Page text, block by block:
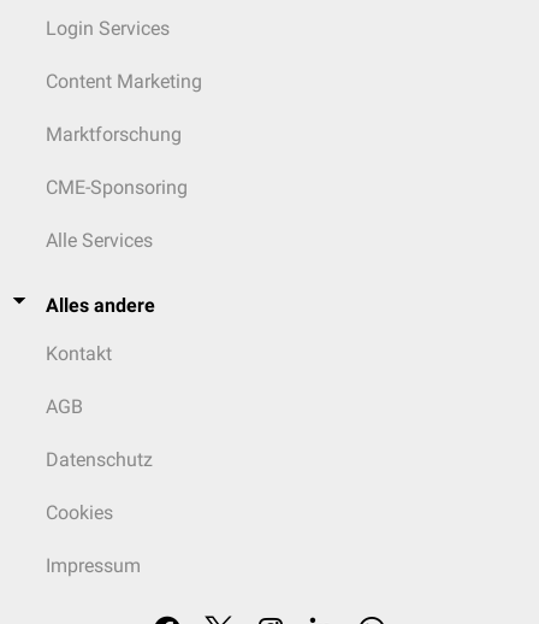
Login Services
Content Marketing
Marktforschung
CME-Sponsoring
Alle Services
Alles andere
Kontakt
AGB
Datenschutz
Cookies
Impressum